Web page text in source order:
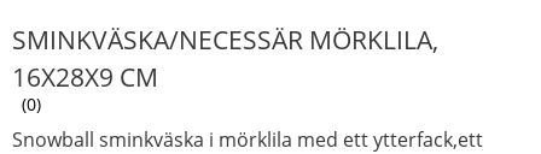
SMINKVÄSKA/NECESSÄR MÖRKLILA,
16X28X9 CM
0
Snowball sminkväska i mörklila med ett ytterfack,ett